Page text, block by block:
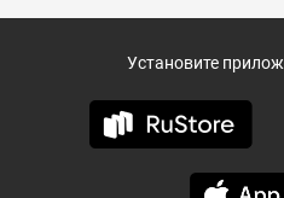
Установите